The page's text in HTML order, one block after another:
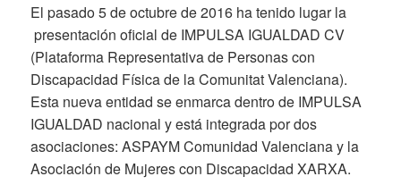
El pasado 5 de octubre de 2016 ha tenido lugar la
presentación oficial de IMPULSA IGUALDAD CV
(Plataforma Representativa de Personas con
Discapacidad Física de la Comunitat Valenciana).
Esta nueva entidad se enmarca dentro de IMPULSA
IGUALDAD nacional y está integrada por dos
asociaciones: ASPAYM Comunidad Valenciana y la
Asociación de Mujeres con Discapacidad XARXA.